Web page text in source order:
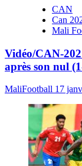
CAN
Can
Mali
Vidéo/CAN-
après son nul
MaliFootball 17